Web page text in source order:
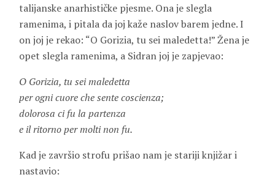
talijanske anarhističke pjesme. Ona je slegla
ramenima, i pitala da joj kaže naslov barem jedne. I
on joj je rekao: “O Gorizia, tu sei maledetta!” Žena je
opet slegla ramenima, a Sidran joj je zapjevao:
O Gorizia, tu sei maledetta
per ogni cuore che sente coscienza;
dolorosa ci fu la partenza
e il ritorno per molti non fu.
Kad je završio strofu prišao nam je stariji knjižar i
nastavio: